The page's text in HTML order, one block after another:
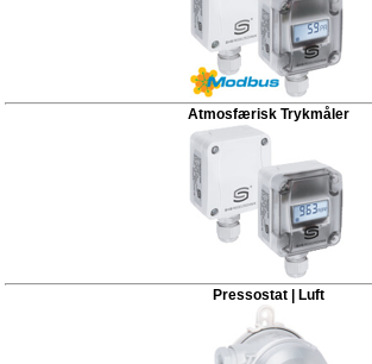
Atmosfærisk Trykmåler
Pressostat | Luft